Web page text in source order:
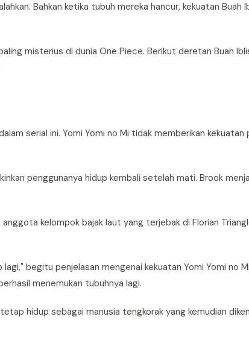
Bahkan ketika tubuh mereka hancur, kekuatan Buah
misterius di dunia One Piece. Berikut deretan Buah
serial ini. Yomi Yomi no Mi tidak memberikan kekuatan
penggunanya hidup kembali setelah mati. Brook
kelompok bajak laut yang terjebak di Florian
begitu penjelasan mengenai kekuatan Yomi Yomi no
menemukan tubuhnya lagi.
hidup sebagai manusia tengkorak yang kemudian